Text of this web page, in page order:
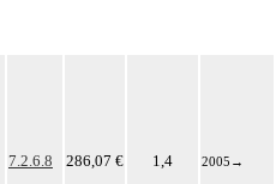
7.2.6.8 286,07 € 1,4 2005 →